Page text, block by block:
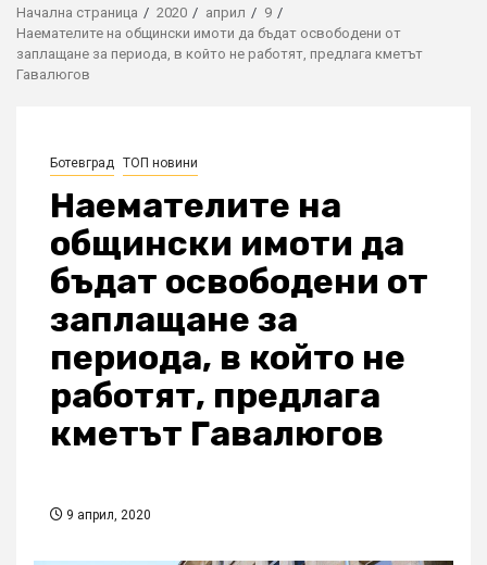
Начална страница 2020 април
9
Наемателите на общински имоти да бъдат освободени от
заплащане за периода, в който не работят, предлага кметът
Гавалюгов
Ботевград ТОП новини
Наемателите на
общински имоти да
бъдат освободени от
заплащане за
периода, в който не
работят, предлага
кметът Гавалюгов
9 април, 2020